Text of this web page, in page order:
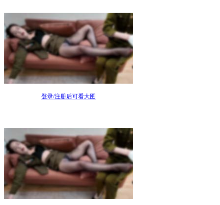
登录/注册后可看大图